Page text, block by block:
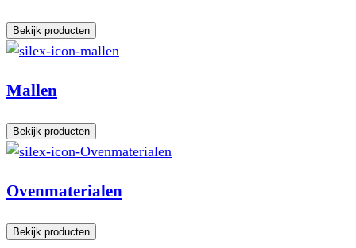
Bekijk producten
Mallen
Bekijk producten
Ovenmaterialen
Bekijk producten